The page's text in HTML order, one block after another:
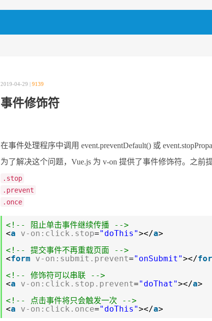
2019-04-29 | 9139
事件修饰符
在事件处理程序中调用 event.preventDefault() 或
为了解决这个问题，Vue.js 为 v-on 提供了事件修饰符。之前
.stop
.prevent
.once
<!-- 阻止单击事件继续传播 -->
<a v-on:click.stop="doThis"></a>
<!-- 提交事件不再重载页面 -->
<form v-on:submit.prevent="onSubmit"></
<!-- 修饰符可以串联 -->
<a v-on:click.stop.prevent="doThat"></a>
<!-- 点击事件将只会触发一次 -->
<a v-on:click.once="doThis"></a>